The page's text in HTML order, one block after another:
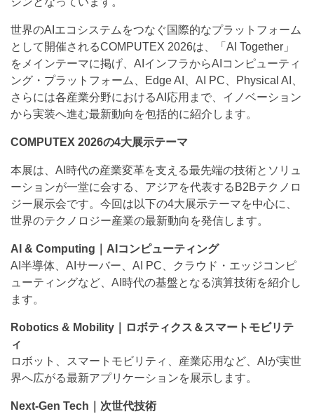
世界のAIエコシステムをつなぐ国際的なプラットフォーム
として開催されるCOMPUTEX 2026は、「AI Together」
をメインテーマに掲げ、AIインフラからAIコンピューティ
ング・プラットフォーム、Edge AI、AI PC、Physical AI、
さらには各産業分野におけるAI応用まで、イノベーション
から実装へ進む最新動向を包括的に紹介します。
COMPUTEX 2026の4大展示テーマ
本展は、AI時代の産業変革を支える最先端の技術とソリュ
ーションが一堂に会する、アジアを代表するB2Bテクノロ
ジー展示会です。今回は以下の4大展示テーマを中心に、
世界のテクノロジー産業の最新動向を発信します。
AI & Computing｜AIコンピューティング
AI半導体、AIサーバー、AI PC、クラウド・エッジコンピ
ューティングなど、AI時代の基盤となる演算技術を紹介し
ます。
Robotics & Mobility｜ロボティクス＆スマートモビリテ
ィ
ロボット、スマートモビリティ、産業応用など、AIが実世
界へ広がる最新アプリケーションを展示します。
Next-Gen Tech｜次世代技術